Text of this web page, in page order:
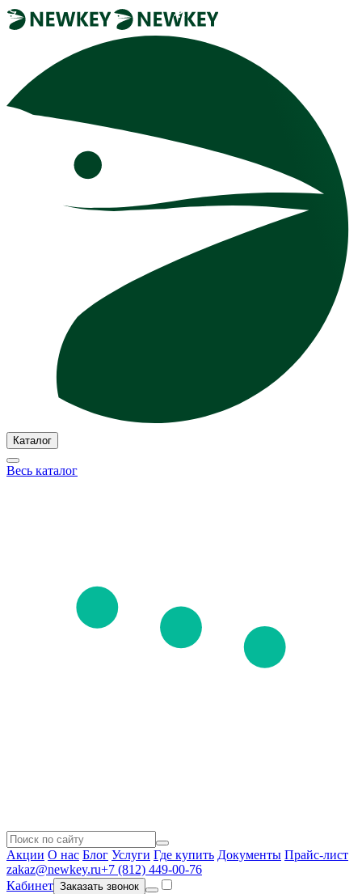
Каталог
Весь каталог
Акции О нас Блог Услуги Где купить Документы Прайс-лист
zakaz@newkey.ru+7 (812) 449-00-76
Кабинет Заказать звонок